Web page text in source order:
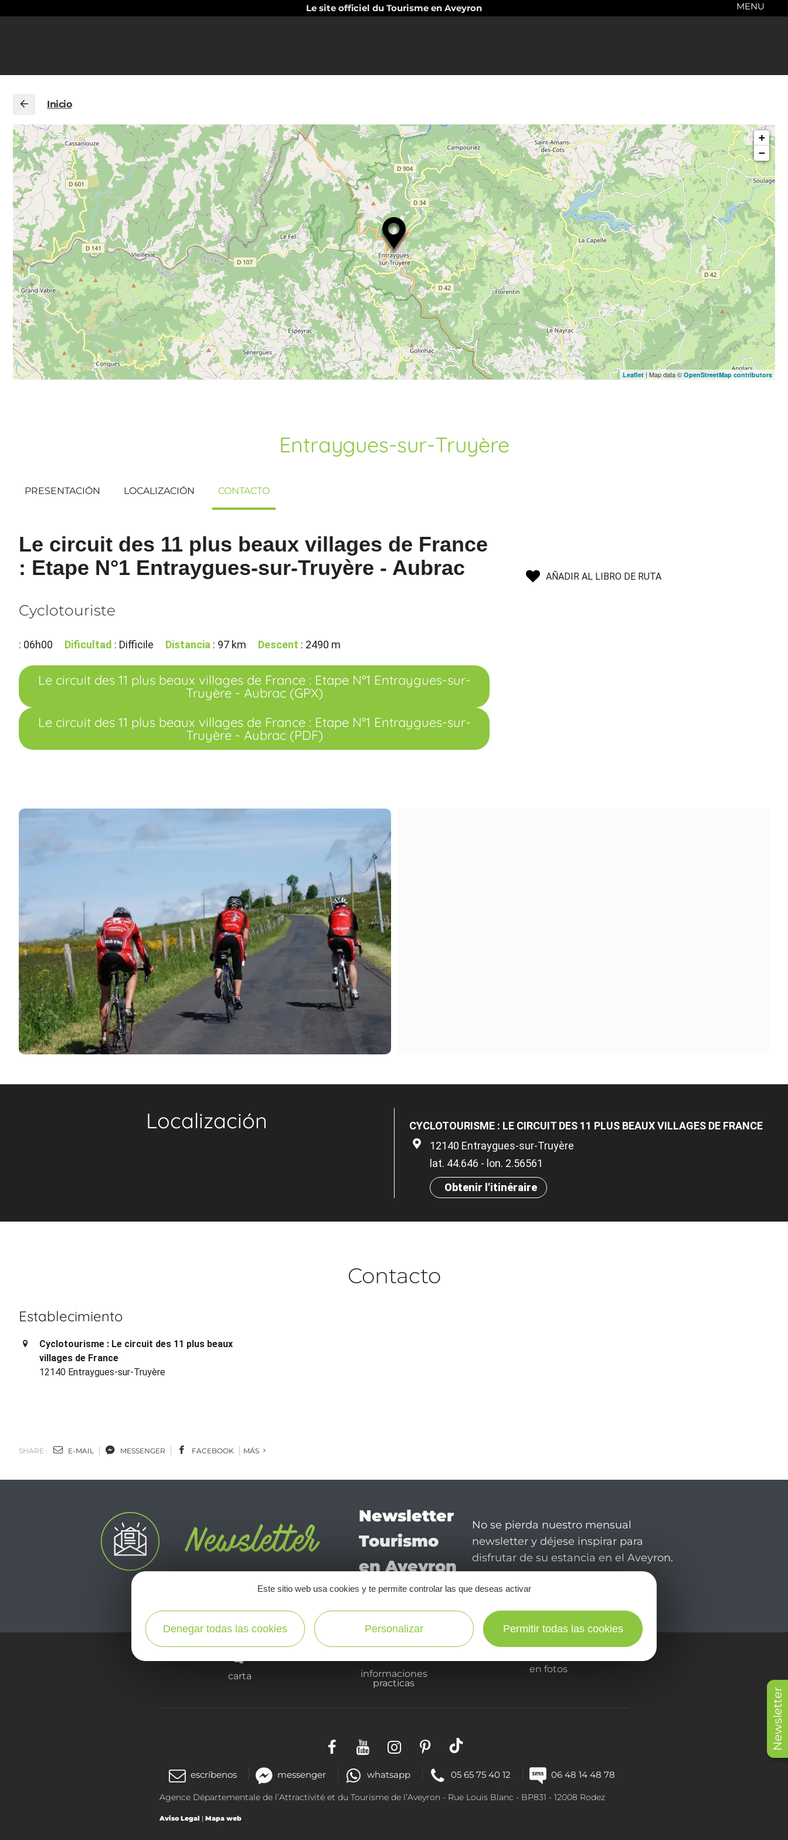
Le site officiel du Tourisme en Aveyron
Newsletter
MENU
Inicio
+
−
Leaflet | Map data © OpenStreetMap contributors
Entraygues-sur-Truyère
PRESENTACIÓN LOCALIZACIÓN CONTACTO
Le circuit des 11 plus beaux villages de France
: Etape N°1 Entraygues-sur-Truyère - Aubrac
Cyclotouriste
: 06h00 Dificultad : Difficile Distancia : 97 km Descent : 2490 m
Le circuit des 11 plus beaux villages de France : Etape N°1 Entraygues-sur-
Truyère - Aubrac (GPX)
Le circuit des 11 plus beaux villages de France : Etape N°1 Entraygues-sur-
Truyère - Aubrac (PDF)
AÑADIR AL LIBRO DE RUTA
Localización
CYCLOTOURISME : LE CIRCUIT DES 11 PLUS BEAUX VILLAGES DE FRANCE
12140 Entraygues-sur-Truyère
lat. 44.646 - lon. 2.56561
Obtenir l'itinéraire
Contacto
Establecimiento
Cyclotourisme : Le circuit des 11 plus beaux
villages de France
12140 Entraygues-sur-Truyère
SHARE : E-MAIL MESSENGER FACEBOOK MÁS
Newsletter
Tourismo
en Aveyron
No se pierda nuestro mensual
newsletter y déjese inspirar para
disfrutar de su estancia en el Aveyron.
¡SUSCRÍBASE A NUESTRO NEWSLETTER AQUÍ!
carta
informaciones
practicas
en fotos
escríbenos messenger whatsapp 05 65 75 40 12 06 48 14 48 78
Agence Départementale de l’Attractivité et du Tourisme de l’Aveyron - Rue Louis Blanc - BP831 - 12008 Rodez
Aviso Legal | Mapa web
Este sitio web usa cookies y te permite controlar las que deseas activar
Denegar todas las cookies Personalizar Permitir todas las cookies